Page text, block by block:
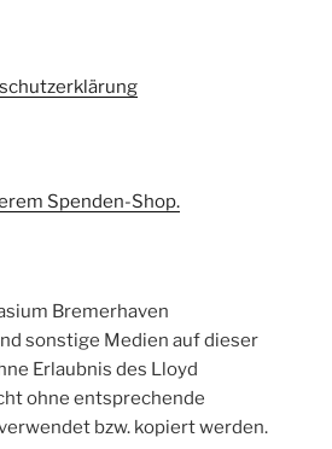
Bremerhaven
sonstige Medien auf dieser
Erlaubnis des Lloyd
ohne entsprechende
bzw. kopiert werden.